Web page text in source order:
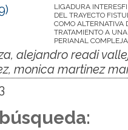
LIGADURA
DEL TRAYECTO
COMO ALTERNATIVA
TRATAMIENTO A
PERIANAL COMPLEJA
alejandro readi
monica martinez